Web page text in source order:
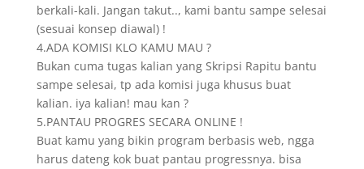
berkali-kali. Jangan takut.., kami bantu sampe selesai
(sesuai konsep diawal) !
4.ADA KOMISI KLO KAMU MAU ?
Bukan cuma tugas kalian yang Skripsi Rapitu bantu
sampe selesai, tp ada komisi juga khusus buat
kalian. iya kalian! mau kan ?
5.PANTAU PROGRES SECARA ONLINE !
Buat kamu yang bikin program berbasis web, ngga
harus dateng kok buat pantau progressnya. bisa